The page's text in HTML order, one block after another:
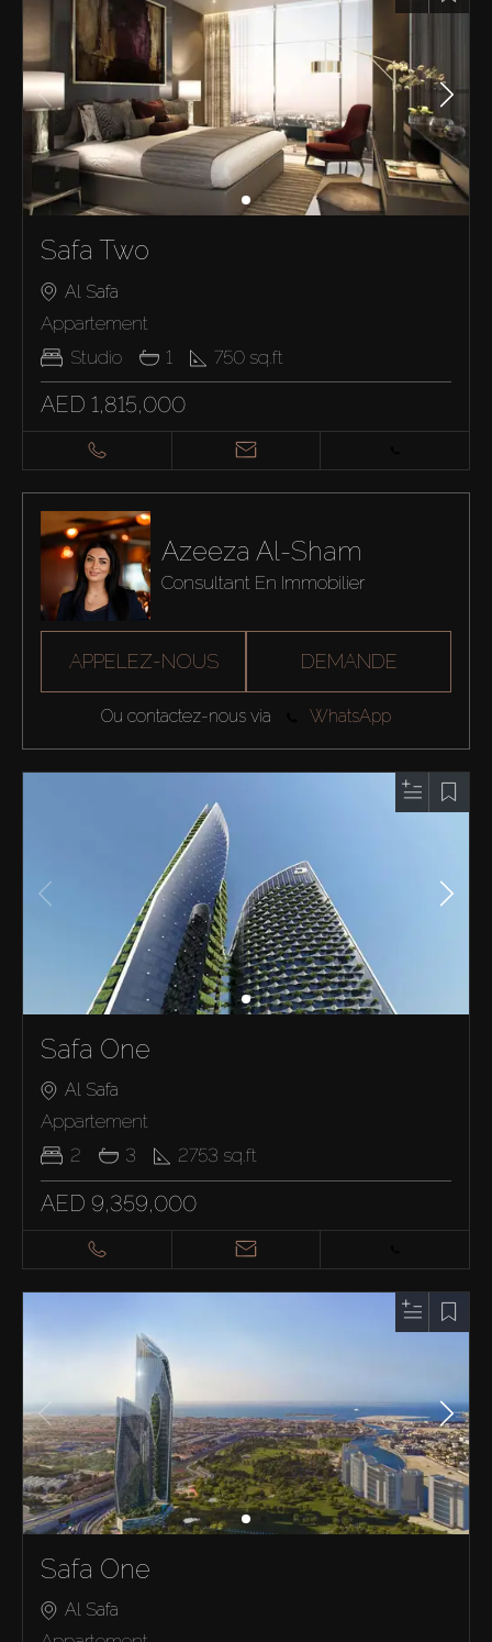
Safa Two
Al Safa
Appartement
Studio
1 750 sq.ft
AED 1,815,000
Azeeza Al-Sham
Consultant En Immobilier
APPELEZ-NOUS DEMANDE
Ou contactez-nous via WhatsApp
Safa One
Al Safa
Appartement
2
3 2753 sq.ft
AED 9,359,000
Safa One
Al Safa